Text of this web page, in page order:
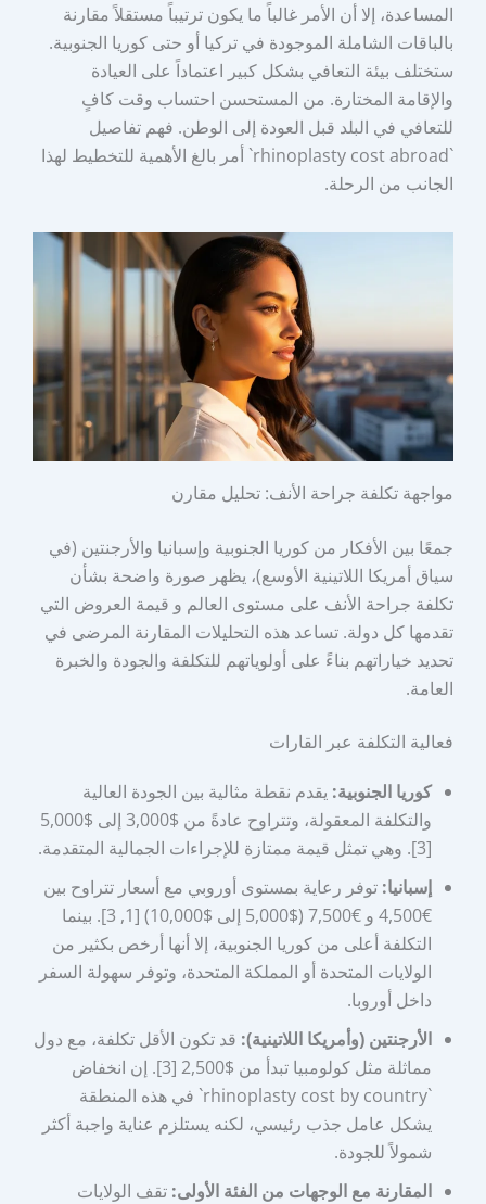
المساعدة، إلا أن الأمر غالباً ما يكون ترتيباً مستقلاً مقارنة
بالباقات الشاملة الموجودة في تركيا أو حتى كوريا الجنوبية.
ستختلف بيئة التعافي بشكل كبير اعتماداً على العيادة
والإقامة المختارة. من المستحسن احتساب وقت كافٍ
للتعافي في البلد قبل العودة إلى الوطن. فهم تفاصيل
`rhinoplasty cost abroad` أمر بالغ الأهمية للتخطيط لهذا
الجانب من الرحلة.
مواجهة تكلفة جراحة الأنف: تحليل مقارن
جمعًا بين الأفكار من كوريا الجنوبية وإسبانيا والأرجنتين (في
سياق أمريكا اللاتينية الأوسع)، يظهر صورة واضحة بشأن
تكلفة جراحة الأنف على مستوى العالم و قيمة العروض التي
تقدمها كل دولة. تساعد هذه التحليلات المقارنة المرضى في
تحديد خياراتهم بناءً على أولوياتهم للتكلفة والجودة والخبرة
العامة.
فعالية التكلفة عبر القارات
كوريا الجنوبية: يقدم نقطة مثالية بين الجودة العالية
والتكلفة المعقولة، وتتراوح عادةً من $3,000 إلى $5,000
[3]. وهي تمثل قيمة ممتازة للإجراءات الجمالية المتقدمة.
إسبانيا: توفر رعاية بمستوى أوروبي مع أسعار تتراوح بين
€4,500 و €7,500 ($5,000 إلى $10,000) [1, 3]. بينما
التكلفة أعلى من كوريا الجنوبية، إلا أنها أرخص بكثير من
الولايات المتحدة أو المملكة المتحدة، وتوفر سهولة السفر
داخل أوروبا.
الأرجنتين (وأمريكا اللاتينية): قد تكون الأقل تكلفة، مع دول
مماثلة مثل كولومبيا تبدأ من $2,500 [3]. إن انخفاض
`rhinoplasty cost by country` في هذه المنطقة
يشكل عامل جذب رئيسي، لكنه يستلزم عناية واجبة أكثر
شمولاً للجودة.
المقارنة مع الوجهات من الفئة الأولى: تقف الولايات